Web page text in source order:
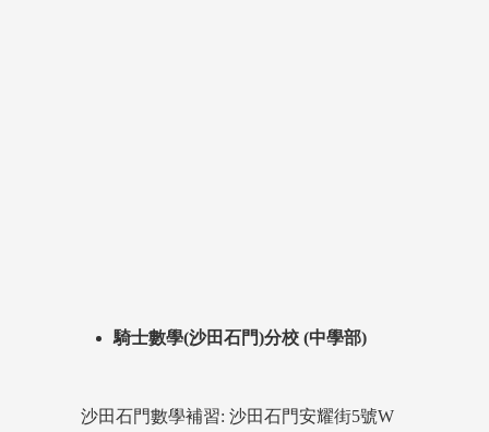
騎士數學(沙田石門)分校 (中學部)
沙田石門數學補習: 沙田石門安耀街5號W